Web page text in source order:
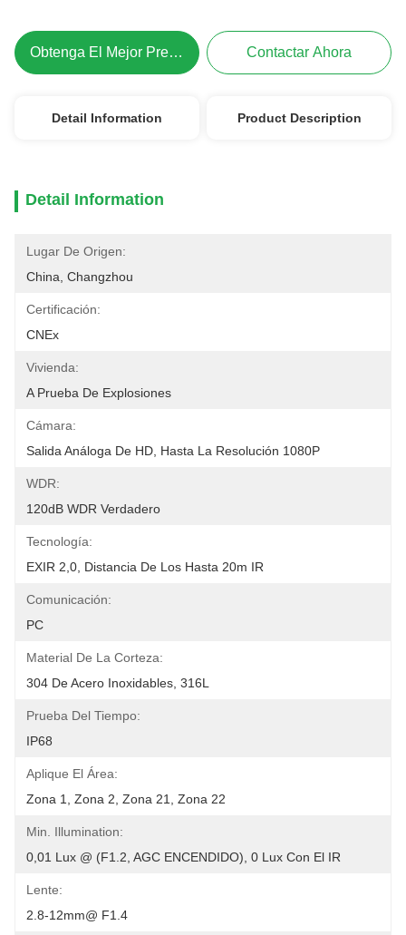
Obtenga El Mejor Precio Contactar Ahora
Detail Information Product Description
Detail Information
Lugar De Origen:
China, Changzhou
Certificación:
CNEx
Vivienda:
A Prueba De Explosiones
Cámara:
Salida Análoga De HD, Hasta La Resolución 1080P
WDR:
120dB WDR Verdadero
Tecnología:
EXIR 2,0, Distancia De Los Hasta 20m IR
Comunicación:
PC
Material De La Corteza:
304 De Acero Inoxidables, 316L
Prueba Del Tiempo:
IP68
Aplique El Área:
Zona 1, Zona 2, Zona 21, Zona 22
Min. Illumination:
0,01 Lux @ (F1.2, AGC ENCENDIDO), 0 Lux Con El IR
Lente:
2.8-12mm@ F1.4